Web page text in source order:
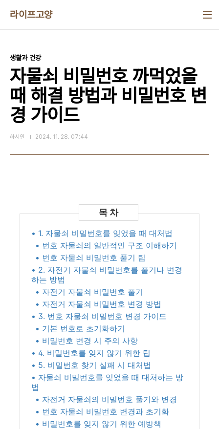
라이프고양
생활과 건강
자물쇠 비밀번호 까먹었을
때 해결 방법과 비밀번호 변
경 가이드
하시인 2024. 11. 28. 07:44
• 1. 자물쇠 비밀번호를 잊었을 때 대처법
• 번호 자물쇠의 일반적인 구조 이해하기
• 번호 자물쇠 비밀번호 풀기 팁
• 2. 자전거 자물쇠 비밀번호를 풀거나 변경
하는 방법
• 자전거 자물쇠 비밀번호 풀기
• 자전거 자물쇠 비밀번호 변경 방법
• 3. 번호 자물쇠 비밀번호 변경 가이드
• 기본 번호로 초기화하기
• 비밀번호 변경 시 주의 사항
• 4. 비밀번호를 잊지 않기 위한 팁
• 5. 비밀번호 찾기 실패 시 대처법
• 자물쇠 비밀번호를 잊었을 때 대처하는 방
법
• 자전거 자물쇠의 비밀번호 풀기와 변경
• 번호 자물쇠 비밀번호 변경과 초기화
• 비밀번호를 잊지 않기 위한 예방책